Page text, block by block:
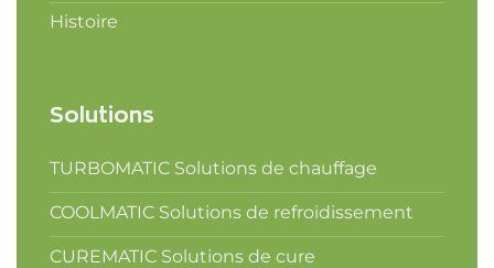
Histoire
Solutions
TURBOMATIC Solutions de chauffage
COOLMATIC Solutions de refroidissement
CUREMATIC Solutions de cure